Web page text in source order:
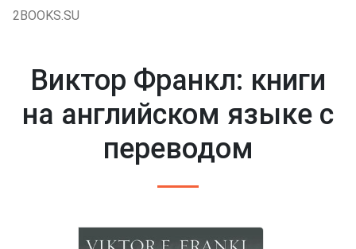
2BOOKS.SU
Виктор Франкл: книги
на английском языке с
переводом